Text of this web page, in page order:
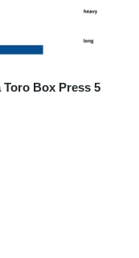
Box Press 5